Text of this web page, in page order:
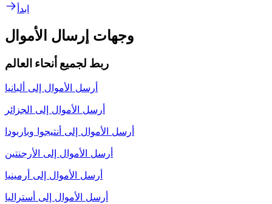
ابدأ
وجهات إرسال الأموال
ربط لجميع أنحاء العالم
أرسل الأموال إلى ألبانيا
أرسل الأموال إلى الجزائر
أرسل الأموال إلى أنتيجوا وباربودا
أرسل الأموال إلى الأرجنتين
أرسل الأموال إلى أرمينيا
أرسل الأموال إلى أستراليا